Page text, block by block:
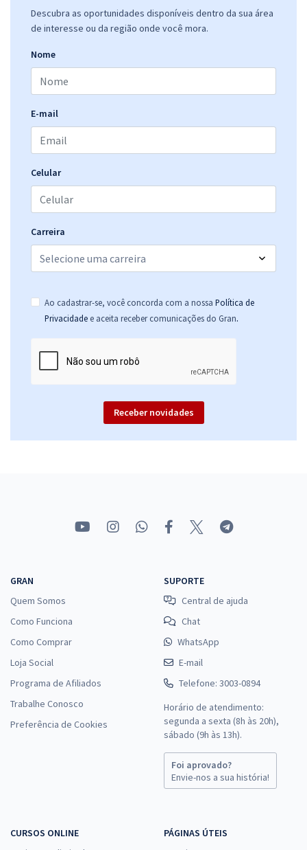
Descubra as oportunidades disponíveis dentro da sua área
de interesse ou da região onde você mora.
Nome
E-mail
Celular
Carreira
Ao cadastrar-se, você concorda com a nossa Política de
Privacidade e aceita receber comunicações do Gran.
Receber novidades
GRAN
Quem Somos
Como Funciona
Como Comprar
Loja Social
Programa de Afiliados
Trabalhe Conosco
Preferência de Cookies
SUPORTE
Central de ajuda
Chat
WhatsApp
E-mail
Telefone: 3003-0894
Horário de atendimento:
segunda a sexta (8h às 20h),
sábado (9h às 13h).
Foi aprovado?
Envie-nos a sua história!
CURSOS ONLINE
PÁGINAS ÚTEIS